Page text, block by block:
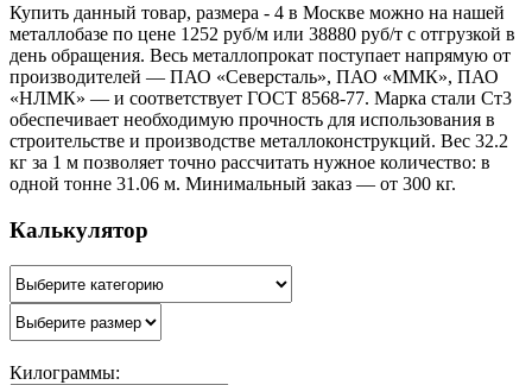
Купить данный товар, размера - 4 в Москве можно на нашей
металлобазе по цене 1252 руб/м или 38880 руб/т с отгрузкой в
день обращения. Весь металлопрокат поступает напрямую от
производителей — ПАО «Северсталь», ПАО «ММК», ПАО
«НЛМК» — и соответствует ГОСТ 8568-77. Марка стали Ст3
обеспечивает необходимую прочность для использования в
строительстве и производстве металлоконструкций. Вес 32.2
кг за 1 м позволяет точно рассчитать нужное количество: в
одной тонне 31.06 м. Минимальный заказ — от 300 кг.
Калькулятор
Килограммы: